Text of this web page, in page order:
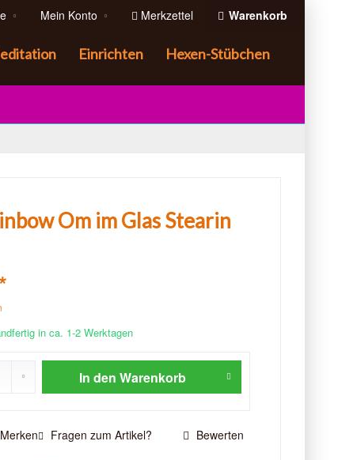
Warenkorb
Merkzettel
Mein Konto
Einrichten Hexen-Stübchen
Om im Glas Stearin
in ca. 1-2 Werktagen
In den Warenkorb
Merken Fragen zum Artikel? Bewerten